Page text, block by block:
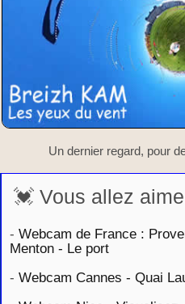
Un dernier regard, pour
💓 Vous allez
- Webcam de France :
Menton - Le port
- Webcam Cannes - Quai